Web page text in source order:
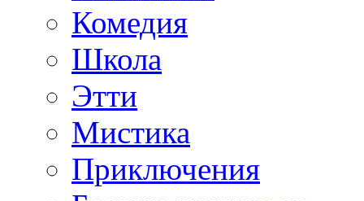
Комедия
Школа
Этти
Мистика
Приключения